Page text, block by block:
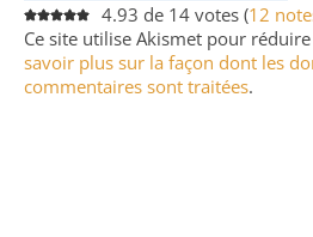
4.93 de 14 votes (12
Ce site utilise Akismet pour
savoir plus sur la façon dont les
commentaires sont traitées.